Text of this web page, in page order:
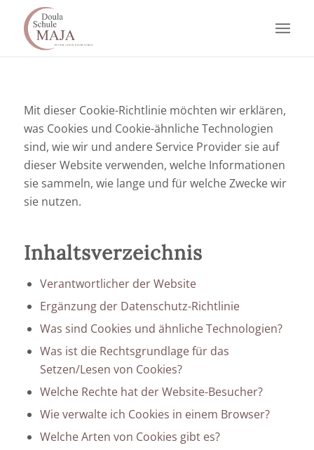
Mit dieser Cookie-Richtlinie möchten wir erklären,
was Cookies und Cookie-ähnliche Technologien
sind, wie wir und andere Service Provider sie auf
dieser Website verwenden, welche Informationen
sie sammeln, wie lange und für welche Zwecke wir
sie nutzen.
Inhaltsverzeichnis
Verantwortlicher der Website
Ergänzung der Datenschutz-Richtlinie
Was sind Cookies und ähnliche Technologien?
Was ist die Rechtsgrundlage für das
Setzen/Lesen von Cookies?
Welche Rechte hat der Website-Besucher?
Wie verwalte ich Cookies in einem Browser?
Welche Arten von Cookies gibt es?